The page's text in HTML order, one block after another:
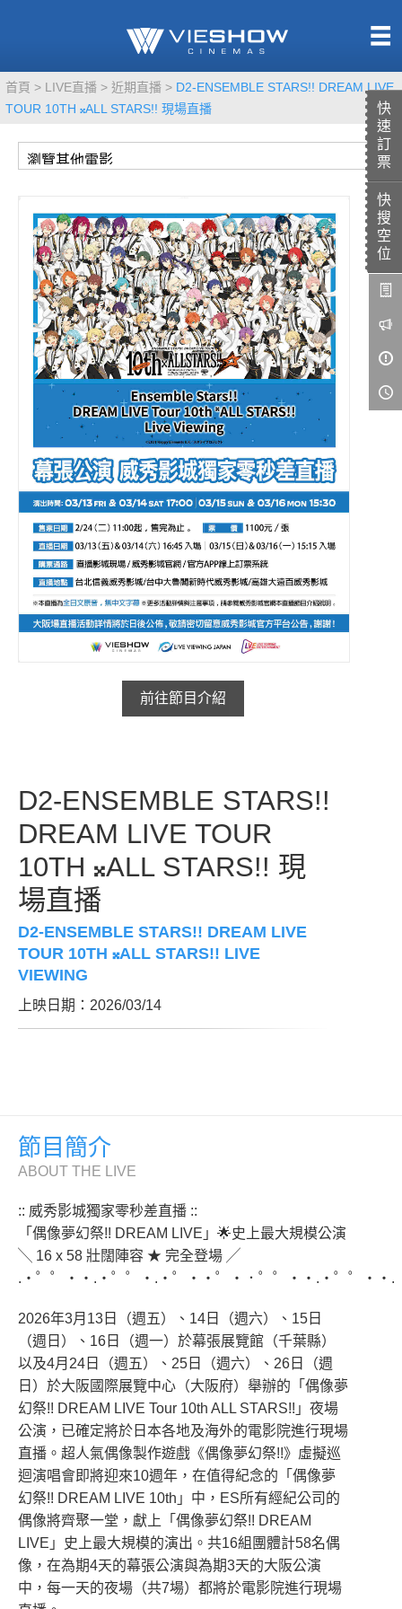
快
速
訂
票
快
搜
空
位
首頁 LIVE直播 近期直播
D2-ENSEMBLE STARS!! DREAM LIVE
TOUR 10TH 𝄪ALL STARS!! 現場直播
前往節目介紹
D2-ENSEMBLE STARS!!
DREAM LIVE TOUR
10TH 𝄪ALL STARS!! 現
場直播
D2-ENSEMBLE STARS!! DREAM LIVE
TOUR 10TH 𝄪ALL STARS!! LIVE
VIEWING
上映日期：2026/03/14
節目簡介
ABOUT THE LIVE
:: 威秀影城獨家零秒差直播 ::
「偶像夢幻祭!! DREAM LIVE」🌟史上最大規模公演
╲ 16 x 58 壯闊陣容 ★ 完全登場 ╱
.・゜゜・・.・゜゜・.・゜・・゜・．゜゜・・.・゜゜・・.
2026年3月13日（週五）、14日（週六）、15日
（週日）、16日（週一）於幕張展覽館（千葉縣）
以及4月24日（週五）、25日（週六）、26日（週
日）於大阪國際展覽中心（大阪府）舉辦的「偶像夢
幻祭!! DREAM LIVE Tour 10th ALL STARS!!」夜場
公演，已確定將於日本各地及海外的電影院進行現場
直播。超人氣偶像製作遊戲《偶像夢幻祭!!》虛擬巡
迴演唱會即將迎來10週年，在值得紀念的「偶像夢
幻祭!! DREAM LIVE 10th」中，ES所有經紀公司的
偶像將齊聚一堂，獻上「偶像夢幻祭!! DREAM
LIVE」史上最大規模的演出。共16組團體計58名偶
像，在為期4天的幕張公演與為期3天的大阪公演
中，每一天的夜場（共7場）都將於電影院進行現場
熱售中
MUCROWN
IMAX
4DX
VR 演唱會
GOLD CLASS
AD口述影像
LIVE演唱會
UNICORN
影城公告
影城活動
中獎名單
合作夥伴
加入iShow
會員Q&A